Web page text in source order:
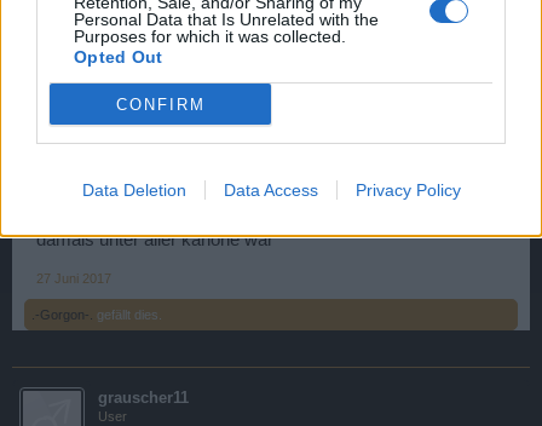
Personal Data that Is Unrelated with the
Purposes for which it was collected.
Opted Out
CONFIRM
Data Deletion Data Access Privacy Policy
.-Gorgon-.,fregatte1953und 1 weiteren Persongefällt dies.
23leon1
User
surinam du solltest dann auch wissen das der grund deines
damals unter aller kanone war ^^
27 Juni 2017
.-Gorgon-. gefällt dies.
grauscher11
User